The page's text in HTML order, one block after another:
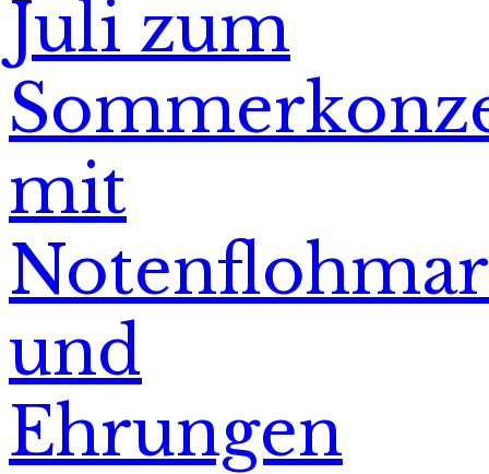
Juli zum
mit
und
Ehrungen